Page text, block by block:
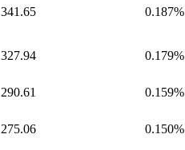
341.65 0.187%
327.94 0.179%
290.61 0.159%
275.06 0.150%